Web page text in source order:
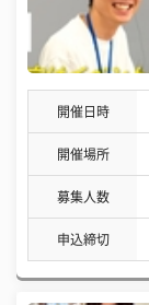
開催日時
開催場所
募集人数
申込締切